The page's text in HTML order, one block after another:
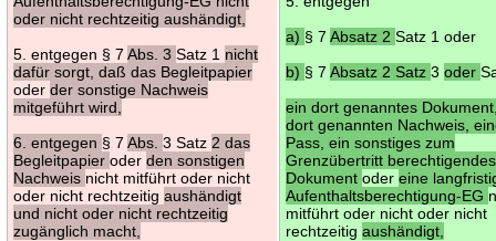
oder nicht rechtzeitig aushändigt,
5. entgegen § 7Abs. 3Satz 1 nicht
dafür sorgt, daß das Begleitpapier
oderder sonstige Nachweis
mitgeführt wird,
6. entgegen § 7Abs.3 Satz 2 das
Begleitpapieroderden sonstigen
Nachweis nicht mitführt oder nicht
oder nicht rechtzeitigaushändigt
und nicht oder nicht rechtzeitig
zugänglich macht,
a) § 7Absatz 2Satz 1 oder
b) § 7Absatz 2 Satz3oder
ein dort genanntes
dort genannten Nachweis,
Pass, ein sonstiges zum
Grenzübertritt berechtigendes
Dokumentodereine
Aufenthaltsberechtigung-EG
mitführt oder nicht oder nicht
rechtzeitigaushändigt,